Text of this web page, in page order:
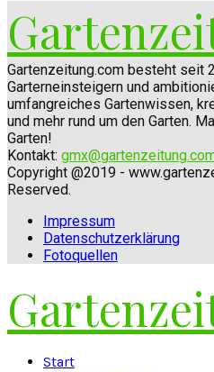
Gartenzeitung.com besteht seit
Garterneinsteigern und
umfangreiches Gartenwissen,
und mehr rund um den Garten.
Garten!
Kontakt:
Copyright @2019 -
Reserved.
Impressum
Datenschutzerklärung
Fotoquellen
Start